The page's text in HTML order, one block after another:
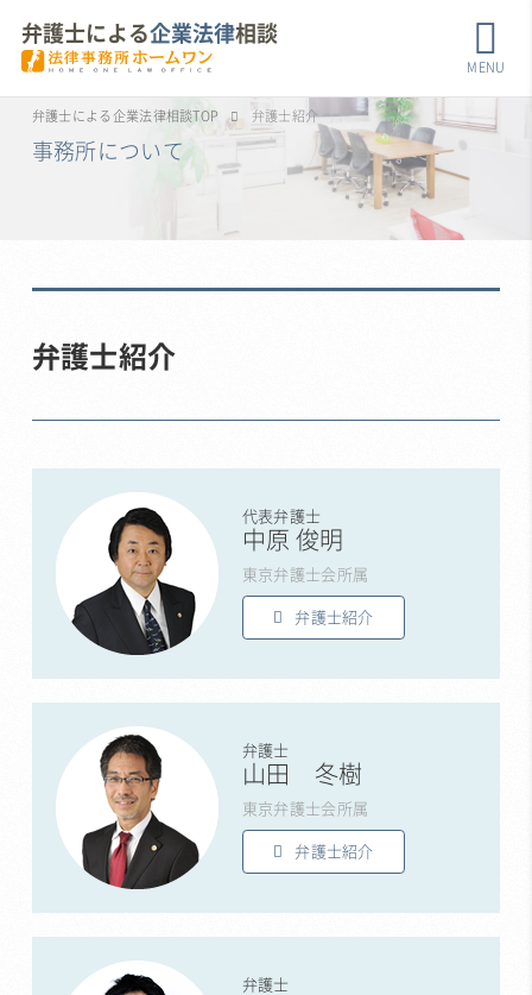
弁護士による企業法律相談
MENU
弁護士による企業法律相談TOP 弁護士紹介
事務所について
弁護士紹介
代表弁護士
中原 俊明
東京弁護士会所属
弁護士紹介
弁護士
山田 冬樹
東京弁護士会所属
弁護士紹介
弁護士